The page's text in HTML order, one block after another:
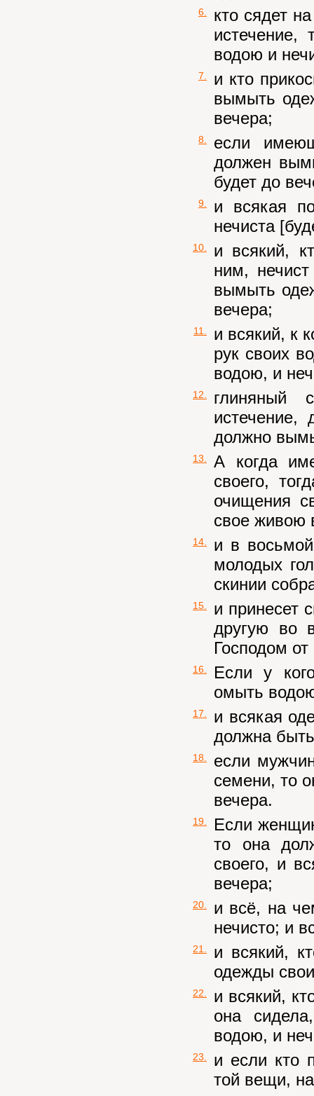
6.
кто сядет
водою и
7.
и кто
вымыть
вечера;
8.
если
должен
будет до
9.
и всякая
нечиста
10.
и всякий,
ним,
вымыть
вечера;
11.
и всякий, к
рук своих
водою, и
12.
глиняный
истечение,
должно
13.
А когда
своего,
очищения
свое живою
14.
и в
молодых
скинии
15.
и принесет
другую во
Господом от
16.
Если у
омыть
17.
и всякая
должна
18.
если
семени, то
вечера.
19.
Если
то она
своего, и
вечера;
20.
и всё, на
нечисто; и
21.
и всякий,
одежды
22.
и всякий,
она
водою, и
23.
и если кто
той вещи,